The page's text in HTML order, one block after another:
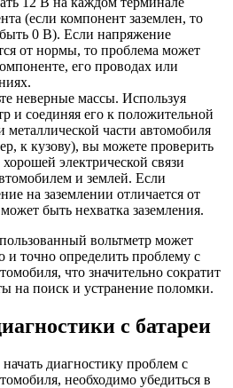
(если компонент заземлен, то
0 В). Если напряжение
от нормы, то проблема может
его проводах или
неверные массы. Используя
и соединяя его к положительной
металлической части автомобиля
к кузову), вы можете проверить
электрической связи
и землей. Если
на заземлении отличается от
быть нехватка заземления.
вольтметр может
и точно определить проблему с
что значительно сократит
на поиск и устранение поломки.
с батареи
диагностику проблем с
необходимо убедиться в